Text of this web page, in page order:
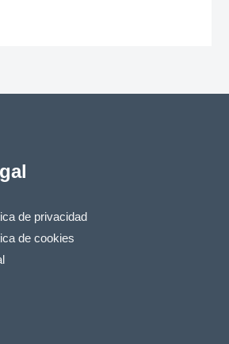
de privacidad
de cookies